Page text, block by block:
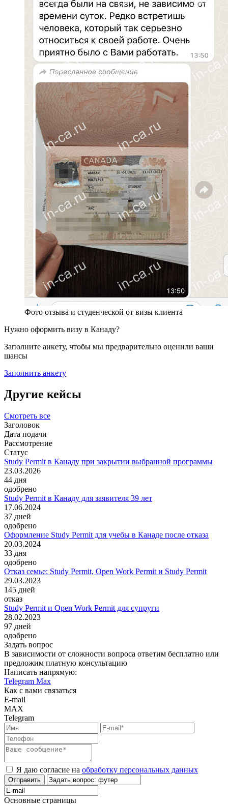
Фото отзыва и студенческой от визы клиента
Нужно оформить визу в Канаду?
Заполните анкету, чтобы мы предварительно оценили ваши
шансы
Заполнить анкету
Другие кейсы
Смотреть все
Заголовок
Дата подачи
Рассмотрение
Статус
Study Permit в Канаду при закрытии выбранной программы
23.03.2026
44 дня
одобрено
Study Permit в Канаду для заявителя 39 лет
17.06.2024
37 дней
одобрено
Оформление Study Permit для учебы в Канаде после отказа
20.03.2024
33 дня
одобрено
Отказ семье: Study Permit, Open Work Permit и Study Permit
29.03.2023
145 дней
отказ
Study Permit и Open Work Permit для супруги
28.02.2023
97 дней
одобрено
Задать вопрос
В зависимости от сложности вопроса ответим бесплатно или
предложим платную консультацию
Написать напрямую:
Telegram Max
Как с вами связаться
E-mail
MAX
Telegram
Я даю согласие на обработку персональных данных
Отправить
Основные страницы